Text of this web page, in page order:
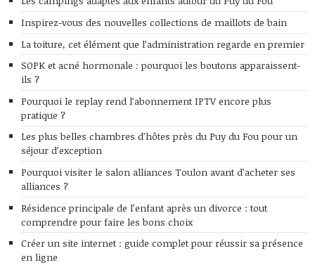
Inspirez-vous des nouvelles collections de maillots de bain
La toiture, cet élément que l’administration regarde en premier
SOPK et acné hormonale : pourquoi les boutons apparaissent-
ils ?
Pourquoi le replay rend l’abonnement IPTV encore plus
pratique ?
Les plus belles chambres d’hôtes près du Puy du Fou pour un
séjour d’exception
Pourquoi visiter le salon alliances Toulon avant d’acheter ses
alliances ?
Résidence principale de l’enfant après un divorce : tout
comprendre pour faire les bons choix
Créer un site internet : guide complet pour réussir sa présence
en ligne